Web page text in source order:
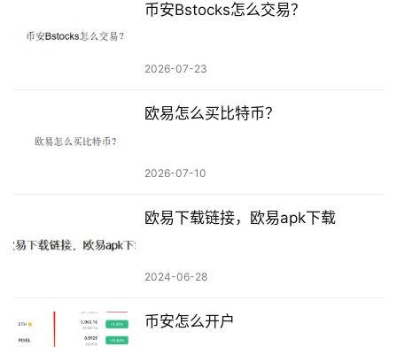
币安Bstocks怎么交易？
2026-07-23
欧易怎么买比特币？
2026-07-10
欧易下载链接，欧易apk下载
2024-06-28
币安怎么开户